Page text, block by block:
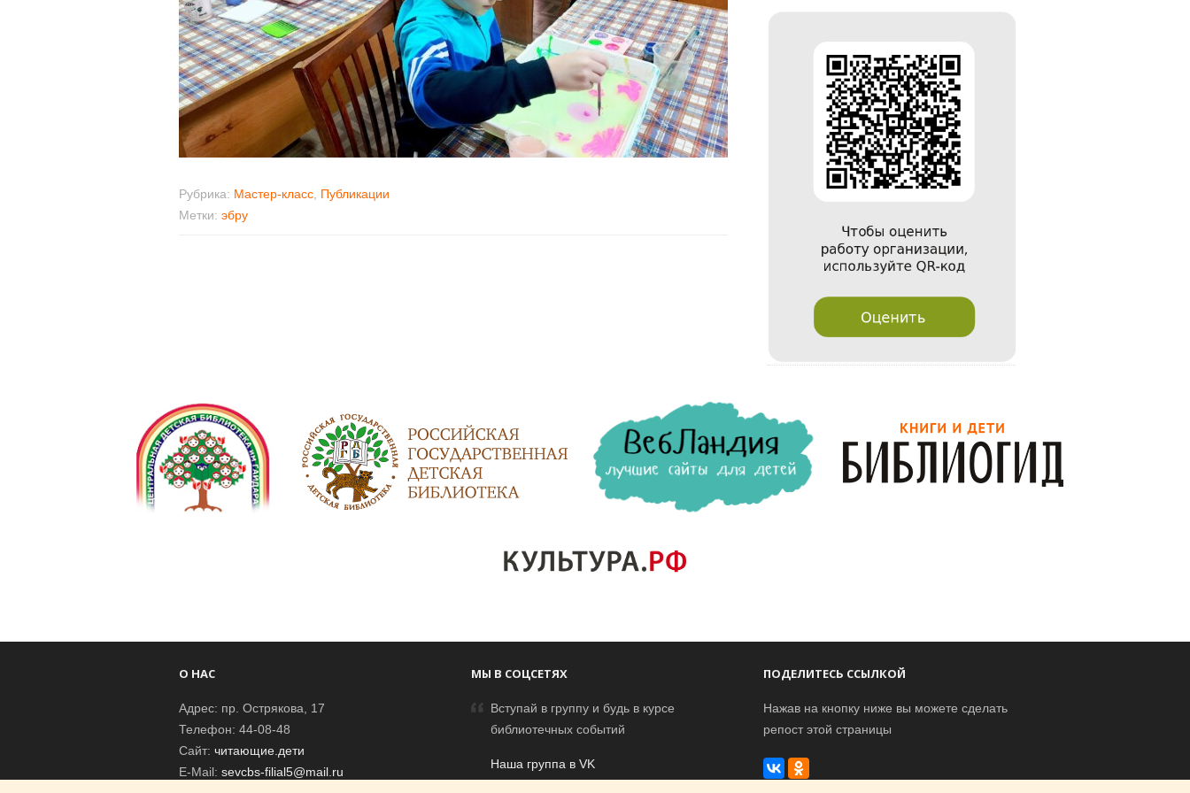
Рубрика: Мастер-класс Публикации
Метки: эбру
О НАС
Адрес: пр. Острякова, 17
Телефон: 44-08-48
Сайт: читающие.дети
E-Mail: sevcbs-filial5@mail.ru
МЫ В СОЦСЕТЯХ
Вступай в группу и будь в курсе
библиотечных событий
Наша группа в VK
ПОДЕЛИТЕСЬ ССЫЛКОЙ
Нажав на кнопку ниже вы можете сделать
репост этой страницы